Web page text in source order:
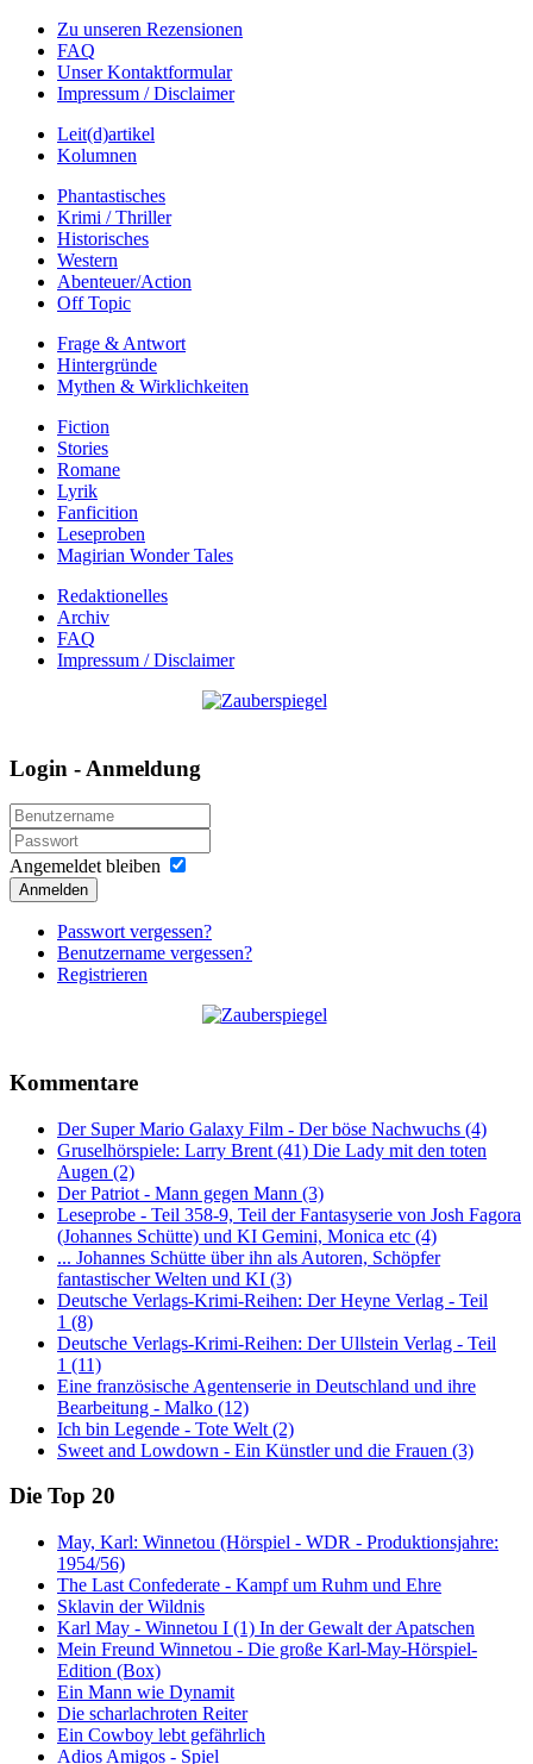
Zu unseren Rezensionen
FAQ
Unser Kontaktformular
Impressum / Disclaimer
Leit(d)artikel
Kolumnen
Phantastisches
Krimi / Thriller
Historisches
Western
Abenteuer/Action
Off Topic
Frage & Antwort
Hintergründe
Mythen & Wirklichkeiten
Fiction
Stories
Romane
Lyrik
Fanficition
Leseproben
Magirian Wonder Tales
Redaktionelles
Archiv
FAQ
Impressum / Disclaimer
Login - Anmeldung
Angemeldet bleiben
Anmelden
Passwort vergessen?
Benutzername vergessen?
Registrieren
Kommentare
Der Super Mario Galaxy Film - Der böse Nachwuchs (4)
Gruselhörspiele: Larry Brent (41) Die Lady mit den toten
Augen (2)
Der Patriot - Mann gegen Mann (3)
Leseprobe - Teil 358-9, Teil der Fantasyserie von Josh Fagora
(Johannes Schütte) und KI Gemini, Monica etc (4)
... Johannes Schütte über ihn als Autoren, Schöpfer
fantastischer Welten und KI (3)
Deutsche Verlags-Krimi-Reihen: Der Heyne Verlag - Teil
1 (8)
Deutsche Verlags-Krimi-Reihen: Der Ullstein Verlag - Teil
1 (11)
Eine französische Agentenserie in Deutschland und ihre
Bearbeitung - Malko (12)
Ich bin Legende - Tote Welt (2)
Sweet and Lowdown - Ein Künstler und die Frauen (3)
Die Top 20
May, Karl: Winnetou (Hörspiel - WDR - Produktionsjahre:
1954/56)
The Last Confederate - Kampf um Ruhm und Ehre
Sklavin der Wildnis
Karl May - Winnetou I (1) In der Gewalt der Apatschen
Mein Freund Winnetou - Die große Karl-May-Hörspiel-
Edition (Box)
Ein Mann wie Dynamit
Die scharlachroten Reiter
Ein Cowboy lebt gefährlich
Adios Amigos - Spiel